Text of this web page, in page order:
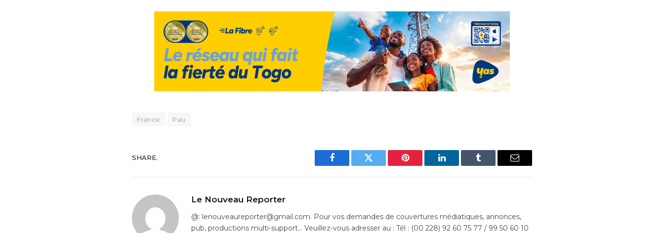
France Pau
SHARE.
Facebook Twitter Pinterest LinkedIn Tumblr Email
Le Nouveau Reporter
@: lenouveaureporter@gmail.com. Pour vos demandes de couvertures médiatiques, annonces,
pub, productions multi-support… Veuillez-vous adresser au : Tél : (00 228) 92 60 75 77 / 99 50 60 10